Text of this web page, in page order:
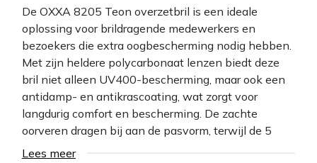
De OXXA 8205 Teon overzetbril is een ideale
oplossing voor brildragende medewerkers en
bezoekers die extra oogbescherming nodig hebben.
Met zijn heldere polycarbonaat lenzen biedt deze
bril niet alleen UV400-bescherming, maar ook een
antidamp- en antikrascoating, wat zorgt voor
langdurig comfort en bescherming. De zachte
oorveren dragen bij aan de pasvorm, terwijl de 5
base lens kromming zorgt voor een goede wrap-
Lees meer